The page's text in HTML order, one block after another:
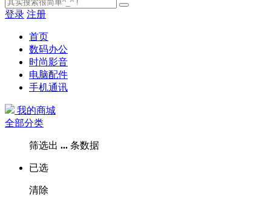
登录 注册
首页
数码办公
时尚影音
电脑配件
手机通讯
我的商城
全部分类
筛选出 ... 条数据
已选
清除